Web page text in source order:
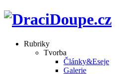
Rubriky
Tvorba
Články&Eseje
Galerie